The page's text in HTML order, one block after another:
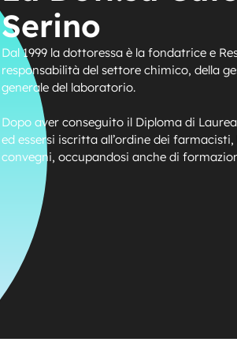
Serino
Dal 1999 la dottoressa è la fondatrice e
responsabilità del settore chimico, della
generale del laboratorio.
Dopo aver conseguito il Diploma di
ed essersi iscritta all’ordine dei
convegni, occupandosi anche di